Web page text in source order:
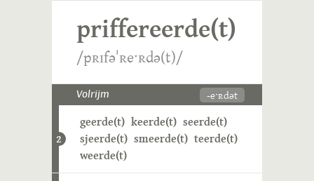
priffereerde(t)
/pʀɪfəˈʀeˑʀdə(t)/
Volrijm -eˑʀdət
2
geerde(t) keerde(t) seerde(t)
sjeerde(t) smeerde(t) teerde(t)
weerde(t)